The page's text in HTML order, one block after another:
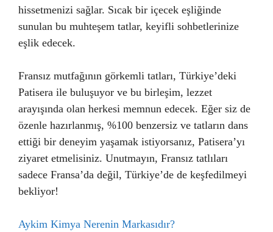
hissetmenizi sağlar. Sıcak bir içecek eşliğinde
sunulan bu muhteşem tatlar, keyifli sohbetlerinize
eşlik edecek.
Fransız mutfağının görkemli tatları, Türkiye’deki
Patisera ile buluşuyor ve bu birleşim, lezzet
arayışında olan herkesi memnun edecek. Eğer siz de
özenle hazırlanmış, %100 benzersiz ve tatların dans
ettiği bir deneyim yaşamak istiyorsanız, Patisera’yı
ziyaret etmelisiniz. Unutmayın, Fransız tatlıları
sadece Fransa’da değil, Türkiye’de de keşfedilmeyi
bekliyor!
Aykim Kimya Nerenin Markasıdır?